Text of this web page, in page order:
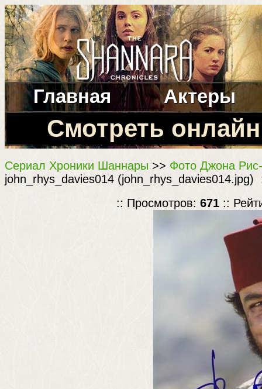
Главная Актеры
Смотреть онлайн
Сериал Хроники Шаннары >> Фото Джона
john_rhys_davies014 (john_rhys_davies014.jpg)
:: Просмотров: 671 ::